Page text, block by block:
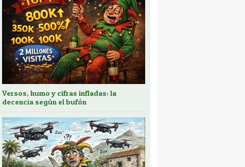
Versos, humo y cifras infladas: la
decencia según el bufón